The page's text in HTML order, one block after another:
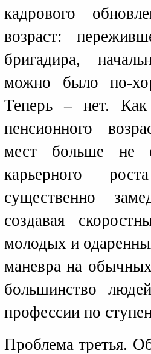
кадрового
возраст:
бригадира,
можно было по-
Теперь – нет.
пенсионного
мест больше не
карьерного
существенно
создавая
молодых и
маневра на
большинство
профессии по
Проблема третья.